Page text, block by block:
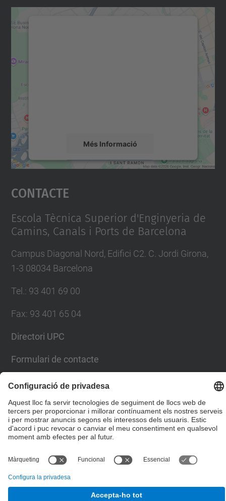
Més Informació
Accepta
powered by
Contacte
Escola Tècnica Superior d'Enginyeria de
Camins, Canals i Ports de Barcelona
Campus Diagonal Nord, Edifici C2. C. Jordi Girona,
1-3 08034 Barcelona
Tel. : 93 401 69 00
Fax: 93 401 65 04
Directori UPC
Formulari de contacte
© UPC Escola Tècnica Superior d'Enginyers de Camins,
Canals i Ports de Barcelona
Desenvolupat amb
Configuració de privadesa